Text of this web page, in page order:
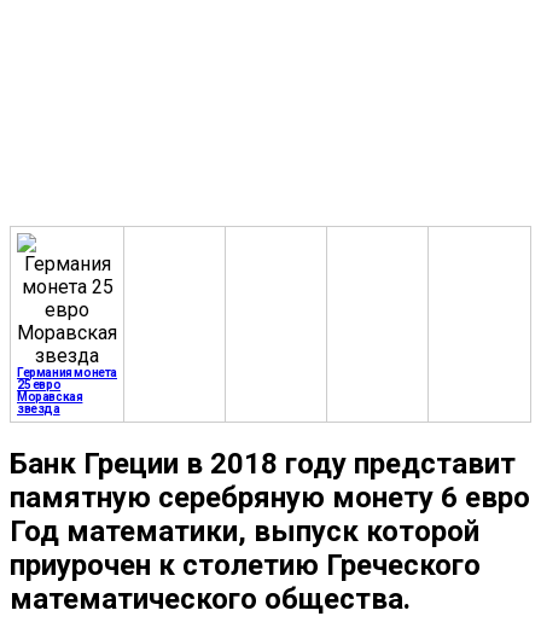
Германия монета
25 евро
Моравская
звезда
Банк Греции в 2018 году представит
памятную серебряную монету 6 евро
Год математики, выпуск которой
приурочен к столетию Греческого
математического общества.